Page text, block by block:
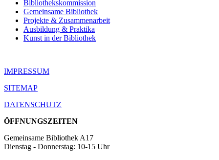
Bibliothekskommission
Gemeinsame Bibliothek
Projekte & Zusammenarbeit
Ausbildung & Praktika
Kunst in der Bibliothek
IMPRESSUM
SITEMAP
DATENSCHUTZ
ÖFFNUNGSZEITEN
Gemeinsame Bibliothek A17
Dienstag - Donnerstag: 10-15 Uhr